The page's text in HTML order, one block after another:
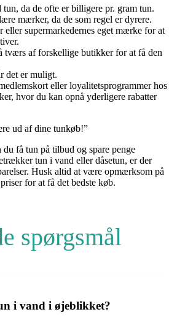
tun, da de ofte er billigere pr. gram tun.
mærker, da de som regel er dyrere.
supermarkedernes eget mærke for at
tværs af forskellige butikker for at få den
det er muligt.
eller loyalitetsprogrammer hos
hvor du kan opnå yderligere rabatter
ud af dine tunkøb!”
få tun på tilbud og spare penge
tun i vand eller dåsetun, er der
Husk altid at være opmærksom på
for at få det bedste køb.
spørgsmål
i vand i øjeblikket?